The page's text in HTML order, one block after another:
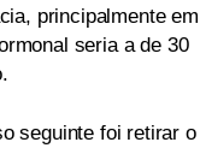
principalmente em
seria a de 30
seguinte foi retirar o